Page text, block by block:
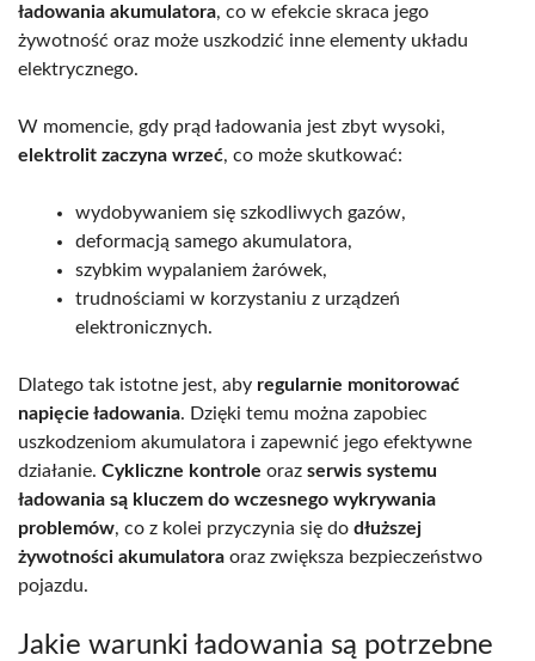
ładowania akumulatora, co w efekcie skraca jego
żywotność oraz może uszkodzić inne elementy układu
elektrycznego.
W momencie, gdy prąd ładowania jest zbyt wysoki,
elektrolit zaczyna wrzeć, co może skutkować:
wydobywaniem się szkodliwych gazów,
deformacją samego akumulatora,
szybkim wypalaniem żarówek,
trudnościami w korzystaniu z urządzeń
elektronicznych.
Dlatego tak istotne jest, aby regularnie monitorować
napięcie ładowania. Dzięki temu można zapobiec
uszkodzeniom akumulatora i zapewnić jego efektywne
działanie. Cykliczne kontrole oraz serwis systemu
ładowania są kluczem do wczesnego wykrywania
problemów, co z kolei przyczynia się do dłuższej
żywotności akumulatora oraz zwiększa bezpieczeństwo
pojazdu.
Jakie warunki ładowania są potrzebne